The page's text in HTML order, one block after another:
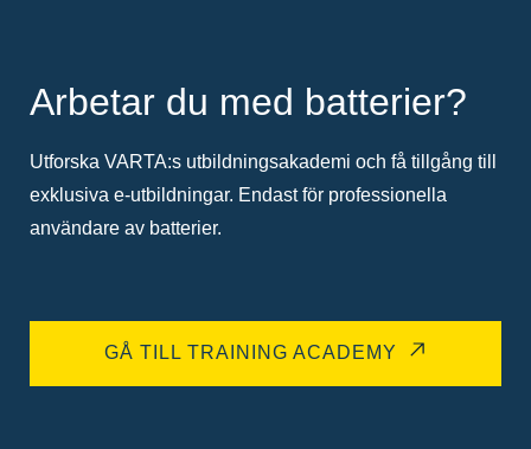
Arbetar du med batterier?
Utforska VARTA:s utbildningsakademi och få tillgång till
exklusiva e-utbildningar. Endast för professionella
användare av batterier.
GÅ TILL TRAINING ACADEMY